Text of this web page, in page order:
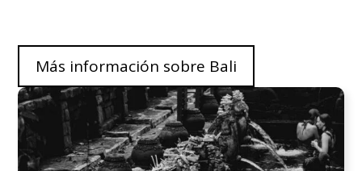
Más información sobre Bali